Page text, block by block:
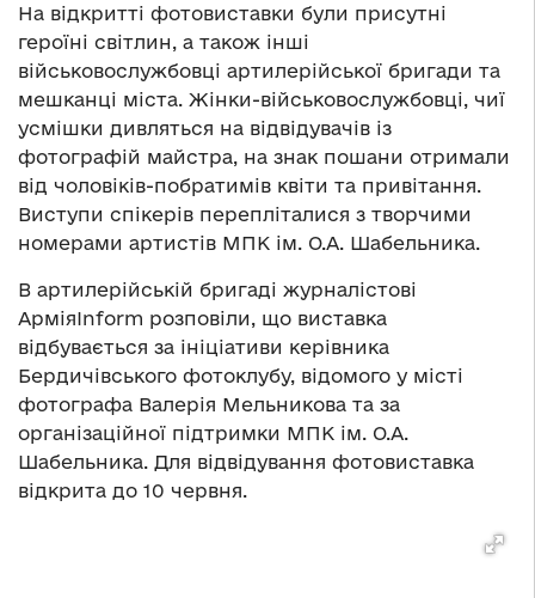
На відкритті фотовиставки були присутні
героїні світлин, а також інші
військовослужбовці артилерійської бригади та
мешканці міста. Жінки-військовослужбовці, чиї
усмішки дивляться на відвідувачів із
фотографій майстра, на знак пошани отримали
від чоловіків-побратимів квіти та привітання.
Виступи спікерів перепліталися з творчими
номерами артистів МПК ім. О.А. Шабельника.
В артилерійській бригаді журналістові
АрміяІnform розповіли, що виставка
відбувається за ініціативи керівника
Бердичівського фотоклубу, відомого у місті
фотографа Валерія Мельникова та за
організаційної підтримки МПК ім. О.А.
Шабельника. Для відвідування фотовиставка
відкрита до 10 червня.